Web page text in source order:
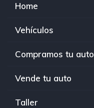
Home
Vehículos
Compramos tu auto
Vende tu auto
Taller